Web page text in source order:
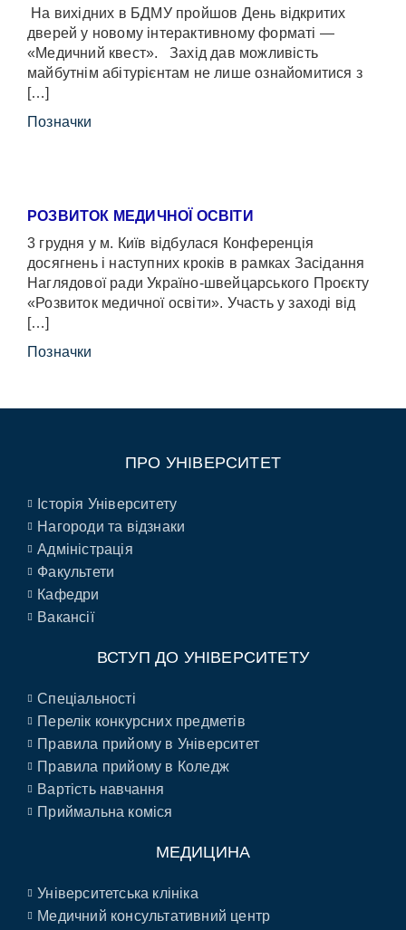
На вихідних в БДМУ пройшов День відкритих
дверей у новому інтерактивному форматі —
«Медичний квест». Захід дав можливість
майбутнім абітурієнтам не лише ознайомитися з
[…]
Позначки
РОЗВИТОК МЕДИЧНОЇ ОСВІТИ
3 грудня у м. Київ відбулася Конференція
досягнень і наступних кроків в рамках Засідання
Наглядової ради Україно-швейцарського Проєкту
«Розвиток медичної освіти». Участь у заході від
[…]
Позначки
ПРО УНІВЕРСИТЕТ
Історія Університету
Нагороди та відзнаки
Адміністрація
Факультети
Кафедри
Вакансії
ВСТУП ДО УНІВЕРСИТЕТУ
Спеціальності
Перелік конкурсних предметів
Правила прийому в Університет
Правила прийому в Коледж
Вартість навчання
Приймальна коміся
МЕДИЦИНА
Університетська клініка
Медичний консультативний центр